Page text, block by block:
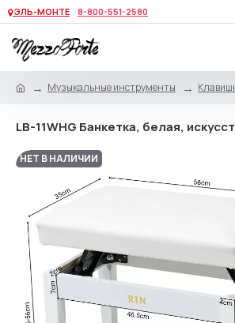
ЭЛЬ-МОНТЕ 8-800-551-2580
Музыкальные инструменты
LB-11WHG Банкетка, белая,
НЕТ В НАЛИЧИИ